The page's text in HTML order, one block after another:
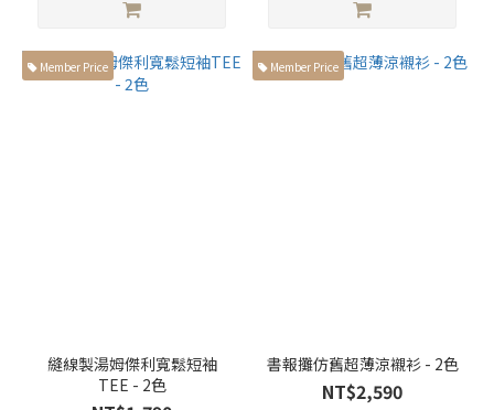
Member Price
縫線製湯姆傑利寬鬆短袖
TEE - 2色
Member Price
書報攤仿舊超薄涼襯衫 - 2色
NT$2,590